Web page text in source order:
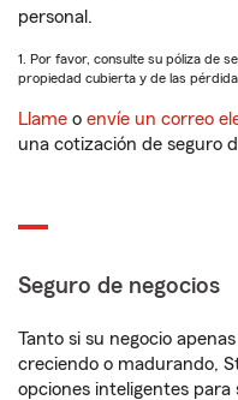
personal.
1. Por favor, consulte su póliza de
propiedad cubierta y de las
Llame o envíe un correo
una cotización de seguro
Seguro de negocios
Tanto si su negocio
creciendo o madurando,
opciones inteligentes para